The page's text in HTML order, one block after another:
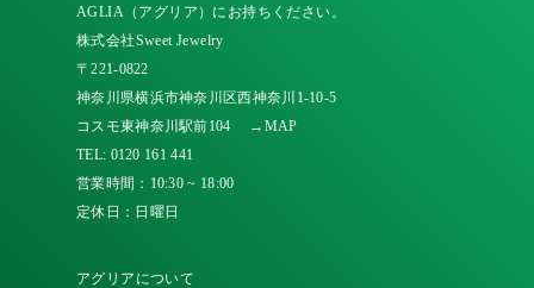
AGLIA（アグリア）にお持ちください。
株式会社Sweet Jewelry
〒221-0822
神奈川県横浜市神奈川区西神奈川1-10-5
コスモ東神奈川駅前104
→MAP
TEL: 0120 161 441
営業時間：10:30 ~ 18:00
定休日：日曜日
アグリアについて